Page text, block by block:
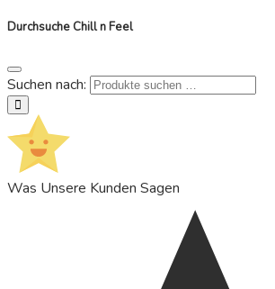
Durchsuche Chill n Feel
Suchen nach:
suchen
Was Unsere Kunden Sagen